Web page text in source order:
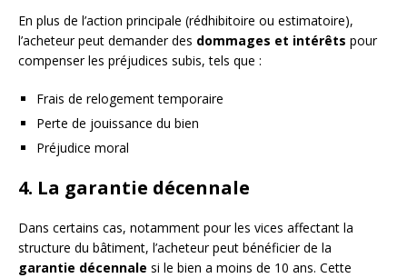
En plus de l’action principale (rédhibitoire ou estimatoire),
l’acheteur peut demander des dommages et intérêts pour
compenser les préjudices subis, tels que :
Frais de relogement temporaire
Perte de jouissance du bien
Préjudice moral
4. La garantie décennale
Dans certains cas, notamment pour les vices affectant la
structure du bâtiment, l’acheteur peut bénéficier de la
garantie décennale si le bien a moins de 10 ans. Cette